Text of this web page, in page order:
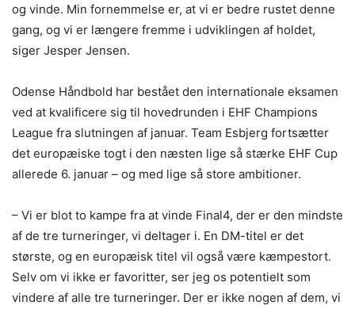
og vinde. Min fornemmelse er, at vi er bedre rustet denne
gang, og vi er længere fremme i udviklingen af holdet,
siger Jesper Jensen.
Odense Håndbold har bestået den internationale eksamen
ved at kvalificere sig til hovedrunden i EHF Champions
League fra slutningen af januar. Team Esbjerg fortsætter
det europæiske togt i den næsten lige så stærke EHF Cup
allerede 6. januar – og med lige så store ambitioner.
– Vi er blot to kampe fra at vinde Final4, der er den mindste
af de tre turneringer, vi deltager i. En DM-titel er det
største, og en europæisk titel vil også være kæmpestort.
Selv om vi ikke er favoritter, ser jeg os potentielt som
vindere af alle tre turneringer. Der er ikke nogen af dem, vi